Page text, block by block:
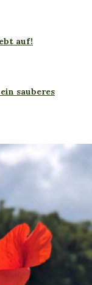
auf!
sauberes